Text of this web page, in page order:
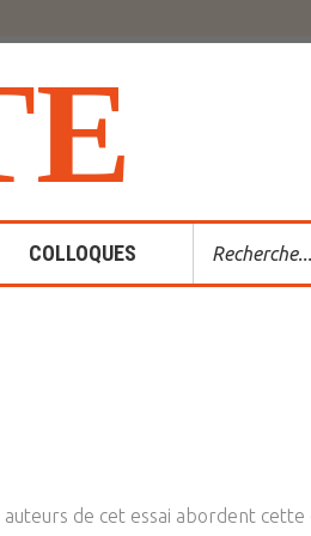
E
COLLOQUES
Rechercher
de cet essai abordent cette